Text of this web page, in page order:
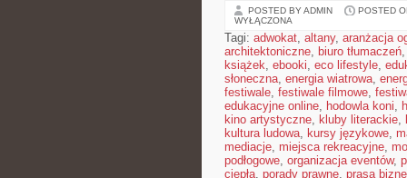
POSTED BY ADMIN POSTED
WYŁĄCZONA
Tagi: adwokat, altany, aranżacja
architektoniczne, biuro tłumaczeń,
książek, ebooki, eco lifestyle,
słoneczna, energia wiatrowa,
festiwale, festiwale filmowe,
edukacyjne online, hodowla koni,
kino artystyczne, kluby literackie,
kultura ludowa, kursy językowe,
mediacje, miejsca rekreacyjne,
podłogowe, organizacja eventów,
ciepła, porady prawne, prasa